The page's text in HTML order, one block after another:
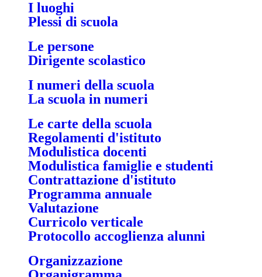
I luoghi
Plessi di scuola
Le persone
Dirigente scolastico
I numeri della scuola
La scuola in numeri
Le carte della scuola
Regolamenti d'istituto
Modulistica docenti
Modulistica famiglie e studenti
Contrattazione d'istituto
Programma annuale
Valutazione
Curricolo verticale
Protocollo accoglienza alunni
Organizzazione